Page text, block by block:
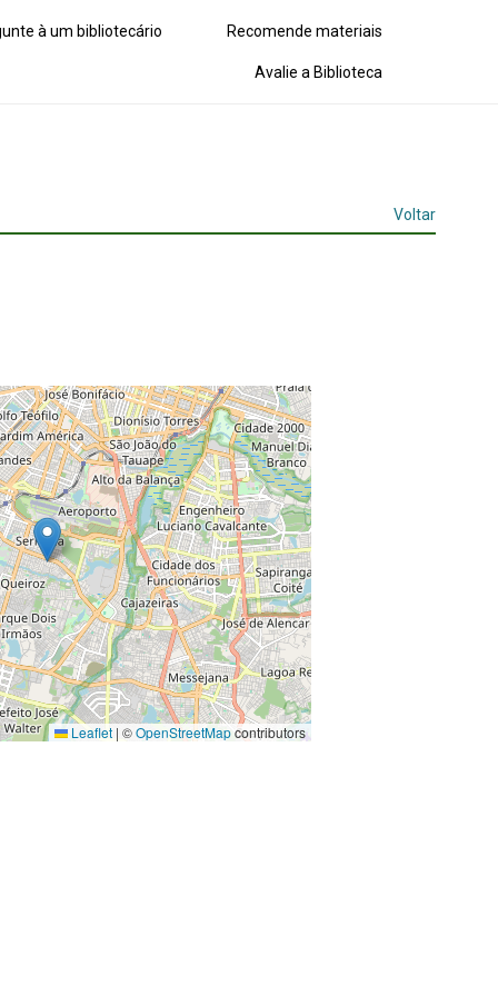
à um bibliotecário Recomende materiais
Avalie a Biblioteca
Voltar
Leaflet | ©OpenStreetMapcontributors